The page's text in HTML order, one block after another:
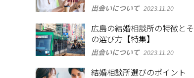
出会いについて 2023.11.20
広島の結婚相談所の特徴とそ
の選び方【特集】
出会いについて 2023.11.20
結婚相談所選びのポイント